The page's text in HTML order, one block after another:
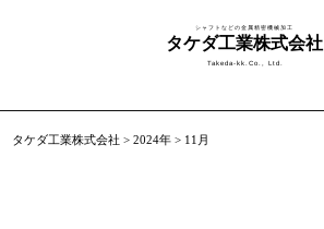
シャフトなどの金属精密機械加工
タケダ工業株式会社
Takeda-kk.Co., Ltd.
タケダ工業株式会社 >2024年 > 11月